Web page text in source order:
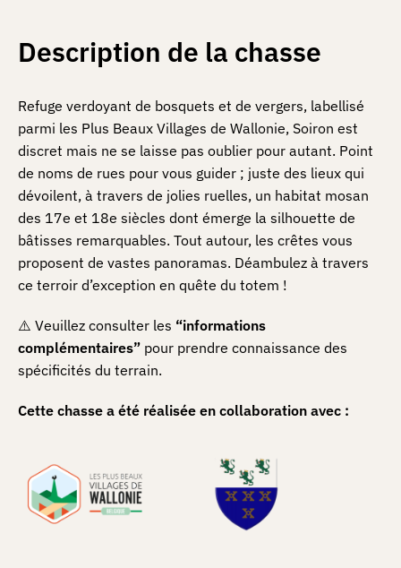
Description de la chasse
Refuge verdoyant de bosquets et de vergers, labellisé
parmi les Plus Beaux Villages de Wallonie, Soiron est
discret mais ne se laisse pas oublier pour autant. Point
de noms de rues pour vous guider ; juste des lieux qui
dévoilent, à travers de jolies ruelles, un habitat mosan
des 17e et 18e siècles dont émerge la silhouette de
bâtisses remarquables. Tout autour, les crêtes vous
proposent de vastes panoramas. Déambulez à travers
ce terroir d’exception en quête du totem !
⚠️ Veuillez consulter les “informations
complémentaires” pour prendre connaissance des
spécificités du terrain.
Cette chasse a été réalisée en collaboration avec :